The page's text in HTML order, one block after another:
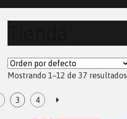
Mostrando 1–12 de 37 resultados
3 4